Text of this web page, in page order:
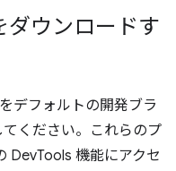
ダウンロードす
をデフォルトの開発ブラ
ください。これらのプ
DevTools 機能にアクセ